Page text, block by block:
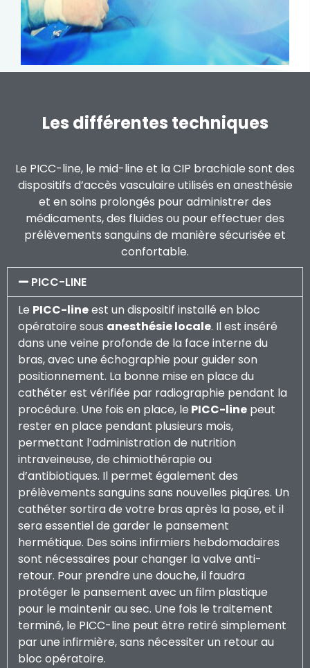
Les différentes techniques
Le PICC-line, le mid-line et la CIP brachiale sont des
dispositifs d’accès vasculaire utilisés en anesthésie
et en soins prolongés pour administrer des
médicaments, des fluides ou pour effectuer des
prélèvements sanguins de manière sécurisée et
confortable.
PICC-LINE
Le PICC-lineest un dispositif installé en bloc
opératoire sous anesthésie locale. Il est inséré
dans une veine profonde de la face interne du
bras, avec une échographie pour guider son
positionnement. La bonne mise en place du
cathéter est vérifiée par radiographie pendant la
procédure. Une fois en place, le PICC-line peut
rester en place pendant plusieurs mois,
permettant l’administration de nutrition
intraveineuse, de chimiothérapie ou
d’antibiotiques. Il permet également des
prélèvements sanguins sans nouvelles piqûres. Un
cathéter sortira de votre bras après la pose, et il
sera essentiel de garder le pansement
hermétique. Des soins infirmiers hebdomadaires
sont nécessaires pour changer la valve anti-
retour. Pour prendre une douche, il faudra
protéger le pansement avec un film plastique
pour le maintenir au sec. Une fois le traitement
terminé, le PICC-line peut être retiré simplement
par une infirmière, sans nécessiter un retour au
bloc opératoire.